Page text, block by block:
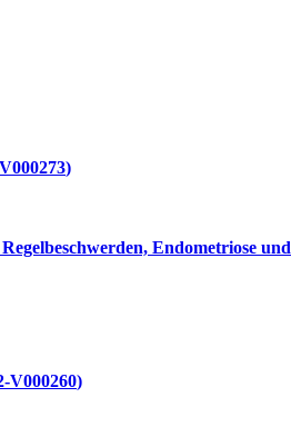
Endometriose und
V000260